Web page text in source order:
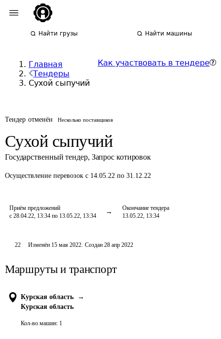
Найти грузы Найти машины
Главная
Тендеры
Сухой сыпучий
Как участвовать в тендере
Тендер отменён Несколько поставщиков
Сухой сыпучий
Государственный тендер, Запрос котировок
Осуществление перевозок с 14.05.22 по 31.12.22
Приём предложений
с 28.04.22, 13:34 по 13.05.22, 13:34
Окончание тендера
13.05.22, 13:34
22 Изменён 15 мая 2022. Создан 28 апр 2022
Маршруты и транспорт
Курская область
→
Курская область
Кол-во машин: 1